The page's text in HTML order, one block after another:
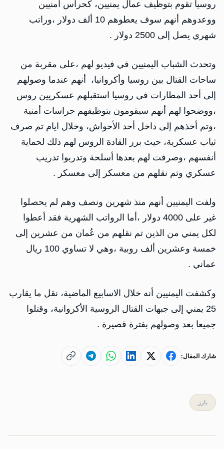
روسيا تقوم بتوظيف عمال يمنيين، كحراس أمنيين
ووعدوهم أنهم سوف يعطوهم 10 ألف دولار ،وراتب
شهري يصل إلى 2500 دولار .
وتحدث الشباب اليمنيين في فيديو لهم ،على مقربة من
ساحات القتال بين روسيا وأكروانيا، أنهم عندما وصولهم
إلى أحد المطارات في روسيا استقبلهم عسكريين روس
،ووضحوا لهم أنهم سيقومون بتوظيفهم حراسات أمنية
،وتم أخذهم إلى داخل أحد الأحواش، وخلال ايام تم صرف
ثياب عسكرية، حيث برر القادة الروس لهم ذلك لحماية
أنفسهم ،وصرفت لهم بعدها أسلحة وتدربوا تدريب
عسكري وتم نقلهم من معسكر إلى معسكر .
ولفت اليمنيين أنهم منذ شهرين ونصف وهم لم يحصلوا
غير على 4000 دولار ،أما الرواتب الشهرية فقد أعطوا
لكل يمني من الذين تم نقلهم من عُمان من عشرين إلى
خمسة وعشرين ألف روبية ،وهي لا تساوي 100 ريال
عماني .
وكشفت اليمنيين أنه خلال الاسابيع الماضية، نقل ما يقارب
25 يمني إلى جبهات القتال الروسية الأكروانية، وقتلوا
جميعا بعد وصولهم بفترة قصيرة .
شارك المقال:
بارز